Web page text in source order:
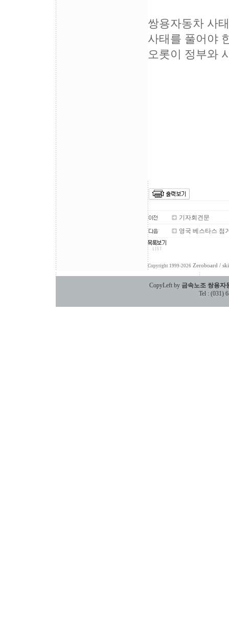
쌍용자동차 사
사태를 풀어야
오롯이 정부와
기자회견문
영국 베스타스 점
Copyright 1999-2026 Zeroboard /
CopyLeft by 금속노조 쌍용자
Tel : (031)